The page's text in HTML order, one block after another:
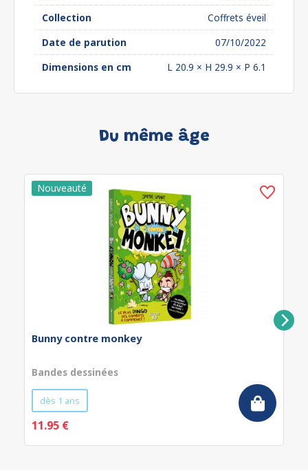
Collection
Coffrets éveil
Date de parution
07/10/2022
Dimensions en cm
L 20.9 × H 29.9 × P 6.1
Du même âge
Bunny contre monkey
Bandes dessinées
dès 1 ans
11.95 €